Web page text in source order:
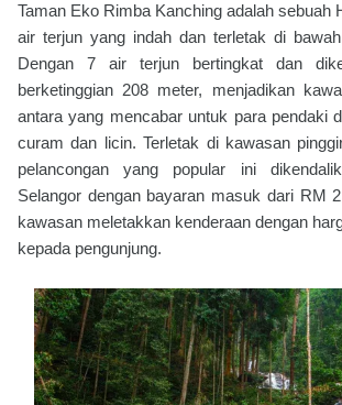
Taman Eko Rimba Kanching adalah sebuah
air terjun yang indah dan terletak di
Dengan 7 air terjun bertingkat dan
berketinggian 208 meter, menjadikan
antara yang mencabar untuk para pendaki
curam dan licin. Terletak di kawasan
pelancongan yang popular ini
Selangor dengan bayaran masuk dari RM
kawasan meletakkan kenderaan dengan
kepada pengunjung.